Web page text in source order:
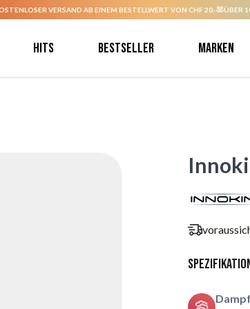
VERSAND AB EINEM BESTELLWERT VON CHF 20.- ÜBER
Hits Bestseller Marken